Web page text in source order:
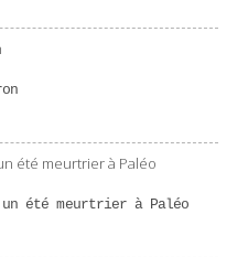
un été meurtrier à Paléo